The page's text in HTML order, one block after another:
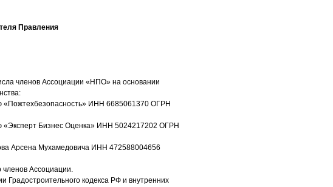
Правления
членов Ассоциации «НПО» на основании
«Пожтехбезопасность» ИНН 6685061370 ОГРН
«Эксперт Бизнес Оценка» ИНН 5024217202 ОГРН
Арсена Мухамедовича ИНН 472588004656
членов Ассоциации.
Градостроительного кодекса РФ и внутренних